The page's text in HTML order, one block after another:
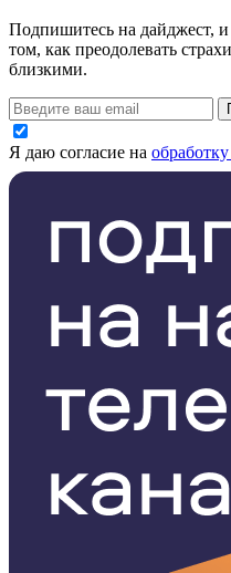
Подпишитесь на дайджест,
том, как преодолевать
близкими.
Я даю согласие на